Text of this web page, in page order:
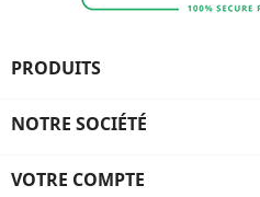
PRODUITS
NOTRE SOCIÉTÉ
VOTRE COMPTE